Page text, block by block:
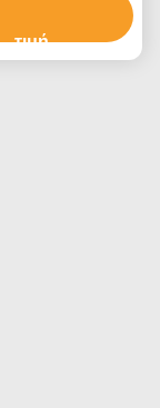
τιμή